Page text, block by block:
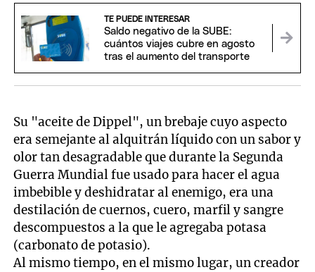
TE PUEDE INTERESAR
Saldo negativo de la SUBE:
cuántos viajes cubre en agosto
tras el aumento del transporte
Su "aceite de Dippel", un brebaje cuyo aspecto
era semejante al alquitrán líquido con un sabor y
olor tan desagradable que durante la Segunda
Guerra Mundial fue usado para hacer el agua
imbebible y deshidratar al enemigo, era una
destilación de cuernos, cuero, marfil y sangre
descompuestos a la que le agregaba potasa
(carbonato de potasio).
Al mismo tiempo, en el mismo lugar, un creador